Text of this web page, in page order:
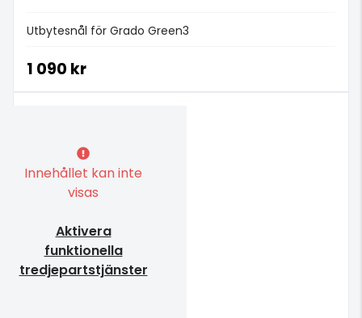
Utbytesnål för Grado Green3
1 090 kr
Innehållet kan inte
visas
Aktivera
funktionella
tredjepartstjänster